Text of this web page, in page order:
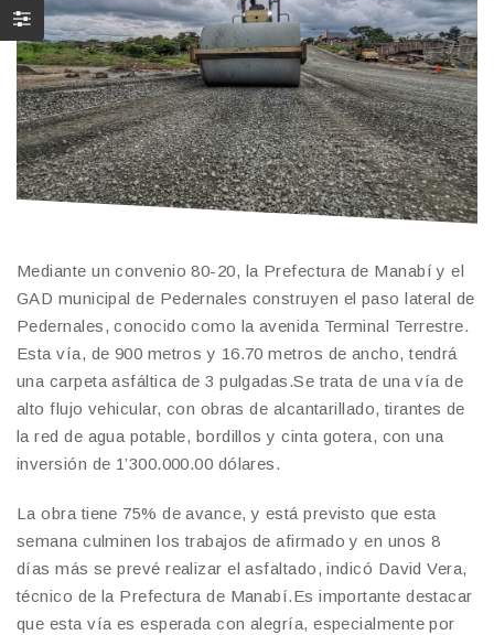
Mediante un convenio 80-20, la Prefectura de Manabí y el
GAD municipal de Pedernales construyen el paso lateral de
Pedernales, conocido como la avenida Terminal Terrestre.
Esta vía, de 900 metros y 16.70 metros de ancho, tendrá
una carpeta asfáltica de 3 pulgadas.Se trata de una vía de
alto flujo vehicular, con obras de alcantarillado, tirantes de
la red de agua potable, bordillos y cinta gotera, con una
inversión de 1’300.000.00 dólares.
La obra tiene 75% de avance, y está previsto que esta
semana culminen los trabajos de afirmado y en unos 8
días más se prevé realizar el asfaltado, indicó David Vera,
técnico de la Prefectura de Manabí.Es importante destacar
que esta vía es esperada con alegría, especialmente por